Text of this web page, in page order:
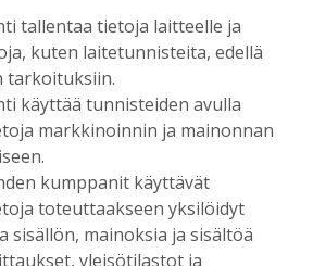
perustaminen maaseudulle
luvun alussa – vähitellen
levittäytyi koko Kiuruvedelle
Eloajelut järjestetään ensi
luvassa on jälleen monipuolista
tallentaa tietoja laitteelle ja
kuten laitetunnisteita, edellä
tarkoituksiin.
käyttää tunnisteiden avulla
markkinoinnin ja mainonnan
kumppanit käyttävät
toteuttaakseen yksilöidyt
sisällön, mainoksia ja sisältöä
yleisötilastot ja